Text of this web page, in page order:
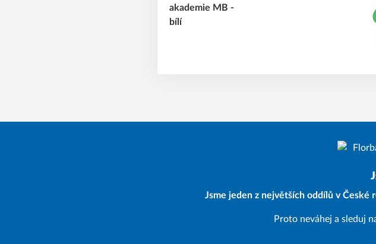
Jsme jeden z největších oddílů v České
Proto neváhej a sleduj